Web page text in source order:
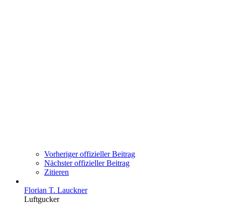
Vorheriger offizieller Beitrag
Nächster offizieller Beitrag
Zitieren
Florian T. Lauckner
Luftgucker